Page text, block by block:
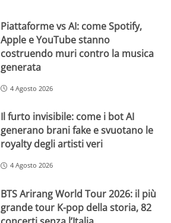
Piattaforme vs AI: come Spotify,
Apple e YouTube stanno
costruendo muri contro la musica
generata
4 Agosto 2026
Il furto invisibile: come i bot AI
generano brani fake e svuotano le
royalty degli artisti veri
4 Agosto 2026
BTS Arirang World Tour 2026: il più
grande tour K-pop della storia, 82